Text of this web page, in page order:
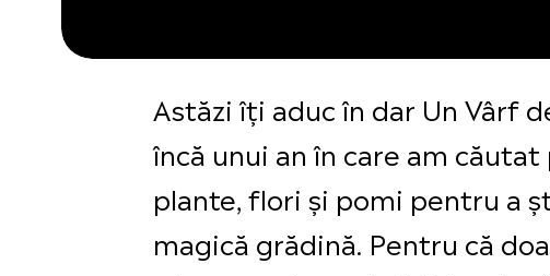
Astăzi îți aduc în dar Un Vârf
încă unui an în care am
plante, flori și pomi pentru a
magică grădină. Pentru că